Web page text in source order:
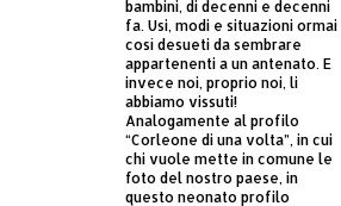
bambini, di decenni e decenni
fa. Usi, modi e situazioni ormai
così desueti da sembrare
appartenenti a un antenato. E
invece noi, proprio noi, li
abbiamo vissuti!
Analogamente al profilo
“Corleone di una volta”, in cui
chi vuole mette in comune le
foto del nostro paese, in
questo neonato profilo